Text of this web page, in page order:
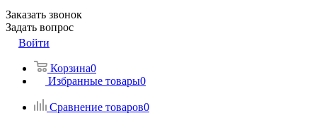
Заказать звонок
Задать вопрос
Войти
Корзина0
Избранные товары0
Сравнение товаров0